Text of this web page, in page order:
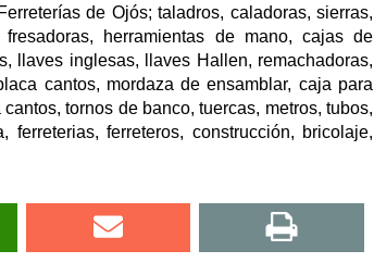
de Ojós; taladros, caladoras, sierras,
herramientas de mano, cajas de
llaves inglesas, llaves Hallen, remachadoras,
cantos, mordaza de ensamblar, caja para
tornos de banco, tuercas, metros, tubos,
ferreterias, ferreteros, construcción, bricolaje,